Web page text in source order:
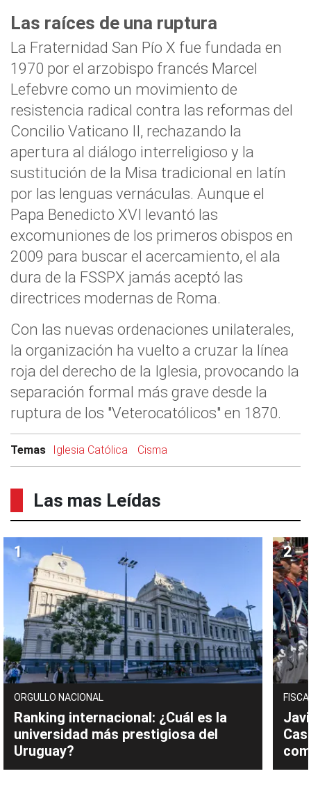
Las raíces de una ruptura
La Fraternidad San Pío X fue fundada en
1970 por el arzobispo francés Marcel
Lefebvre como un movimiento de
resistencia radical contra las reformas del
Concilio Vaticano II, rechazando la
apertura al diálogo interreligioso y la
sustitución de la Misa tradicional en latín
por las lenguas vernáculas. Aunque el
Papa Benedicto XVI levantó las
excomuniones de los primeros obispos en
2009 para buscar el acercamiento, el ala
dura de la FSSPX jamás aceptó las
directrices modernas de Roma.
Con las nuevas ordenaciones unilaterales,
la organización ha vuelto a cruzar la línea
roja del derecho de la Iglesia, provocando la
separación formal más grave desde la
ruptura de los "Veterocatólicos" en 1870.
Temas Iglesia Católica Cisma
Las mas Leídas
ORGULLO NACIONAL
Ranking internacional: ¿Cuál es la
universidad más prestigiosa del
Uruguay?